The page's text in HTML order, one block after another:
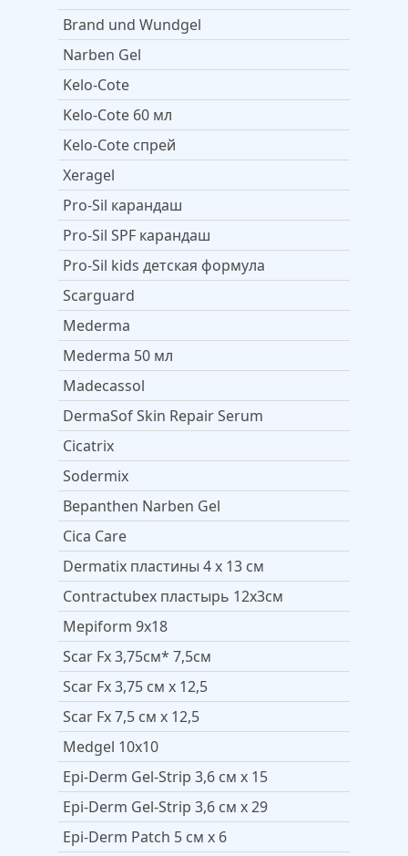
Brand und Wundgel
Narben Gel
Kelo-Cote
Kelo-Cote 60 мл
Kelo-Cote спрей
Xeragel
Pro-Sil карандаш
Pro-Sil SPF карандаш
Pro-Sil kids детская формула
Scarguard
Mederma
Mederma 50 мл
Madecassol
DermaSof Skin Repair Serum
Cicatrix
Sodermix
Bepanthen Narben Gel
Cica Care
Dermatix пластины 4 х 13 см
Contractubex пластырь 12х3см
Мepiform 9х18
Scar Fx 3,75см* 7,5см
Scar Fx 3,75 см x 12,5
Scar Fx 7,5 см x 12,5
Medgel 10x10
Epi-Derm Gel-Strip 3,6 см x 15
Epi-Derm Gel-Strip 3,6 см x 29
Epi-Derm Patch 5 см x 6